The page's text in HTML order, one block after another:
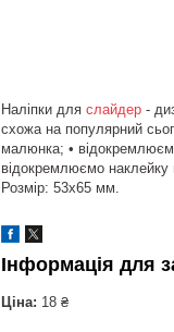
Наліпки для слайдер -
схожа на популярний
малюнка; •
відокремлюємо наклейку
Розмір: 53х65 мм.
Інформація для
Ціна: 18 ₴